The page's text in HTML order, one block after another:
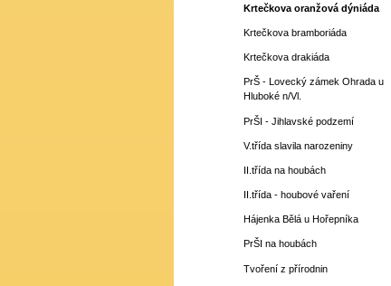
Krtečkova oranžová dýniáda
Krtečkova bramboriáda
Krtečkova drakiáda
PrŠ - Lovecký zámek Ohrada u
Hluboké n/Vl.
PrŠI - Jihlavské podzemí
V.třída slavila narozeniny
II.třída na houbách
II.třída - houbové vaření
Hájenka Bělá u Hořepníka
PrŠI na houbách
Tvoření z přírodnin